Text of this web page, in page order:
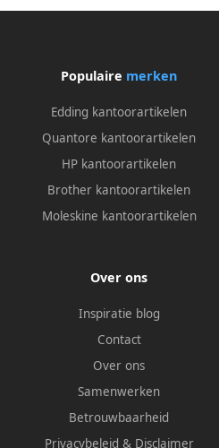
Populaire merken
Edding kantoorartikelen
Quantore kantoorartikelen
HP kantoorartikelen
Brother kantoorartikelen
Moleskine kantoorartikelen
Over ons
Inspiratie blog
Contact
Over ons
Samenwerken
Betrouwbaarheid
Privacybeleid & Disclaimer